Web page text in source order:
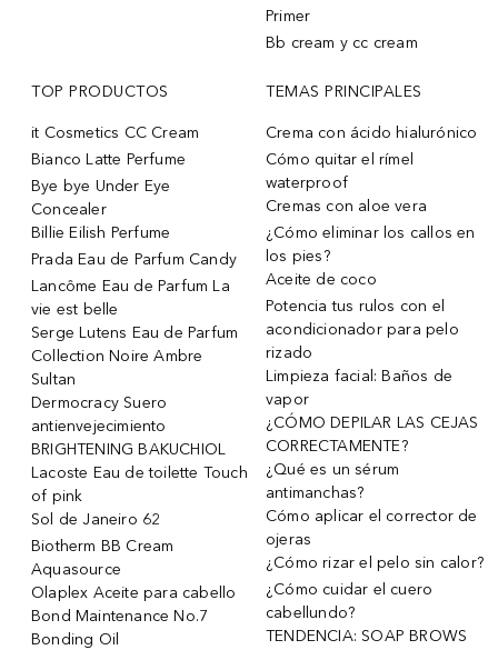
Primer
Bb cream y cc cream
TOP PRODUCTOS
it Cosmetics CC Cream
Bianco Latte Perfume
Bye bye Under Eye
Concealer
Billie Eilish Perfume
Prada Eau de Parfum Candy
Lancôme Eau de Parfum La
vie est belle
Serge Lutens Eau de Parfum
Collection Noire Ambre
Sultan
Dermocracy Suero
antienvejecimiento
BRIGHTENING BAKUCHIOL
Lacoste Eau de toilette Touch
of pink
Sol de Janeiro 62
Biotherm BB Cream
Aquasource
Olaplex Aceite para cabello
Bond Maintenance No.7
Bonding Oil
TEMAS PRINCIPALES
Crema con ácido hialurónico
Cómo quitar el rímel
waterproof
Cremas con aloe vera
¿Cómo eliminar los callos en
los pies?
Aceite de coco
Potencia tus rulos con el
acondicionador para pelo
rizado
Limpieza facial: Baños de
vapor
¿CÓMO DEPILAR LAS CEJAS
CORRECTAMENTE?
¿Qué es un sérum
antimanchas?
Cómo aplicar el corrector de
ojeras
¿Cómo rizar el pelo sin calor?
¿Cómo cuidar el cuero
cabellundo?
TENDENCIA: SOAP BROWS